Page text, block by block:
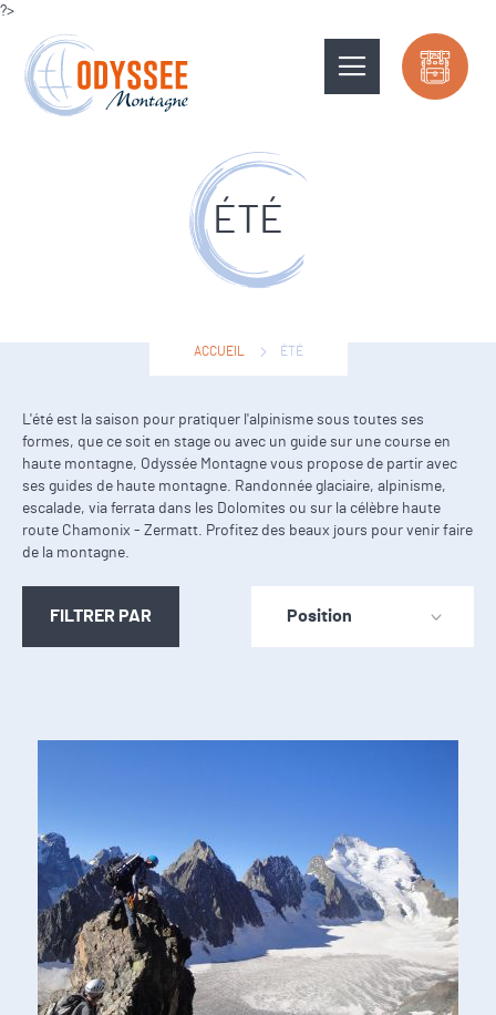
?>
ÉTÉ
ACCUEIL ÉTÉ
L'été est la saison pour pratiquer l'alpinisme sous toutes ses
formes, que ce soit en stage ou avec un guide sur une course en
haute montagne, Odyssée Montagne vous propose de partir avec
ses guides de haute montagne. Randonnée glaciaire, alpinisme,
escalade, via ferrata dans les Dolomites ou sur la célèbre haute
route Chamonix - Zermatt. Profitez des beaux jours pour venir faire
de la montagne.
FILTRER PAR